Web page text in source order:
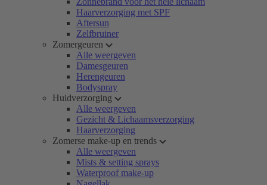
Haarverzorging met SPF
Aftersun
Zelfbruiner
Zomergeuren
Alle weergeven
Damesgeuren
Herengeuren
Bodyspray
Huidverzorging
Alle weergeven
Gezicht & Lichaamsverzorging
Haarverzorging
Zomerse make-up en trends
Alle weergeven
Mists & setting sprays
Waterproof make-up